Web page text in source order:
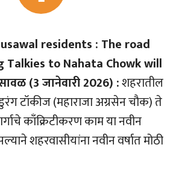
residents : The road
Talkies to Nahata Chowk will
(3 जानेवारी 2026) :शहरातील
टॉकीज (महाराजा अग्रसेन चौक) ते
काँक्रिटीकरण काम या नवीन
शहरवासीयांना नवीन वर्षात मोठी